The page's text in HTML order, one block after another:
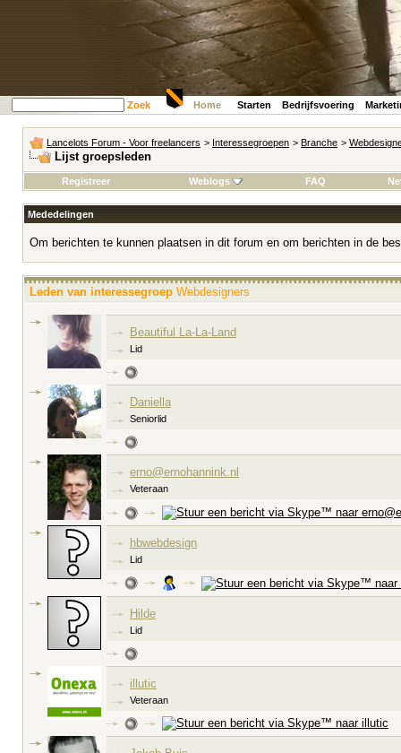
Zoek Home Starten Bedrijfsvoering
Lancelots Forum - Voor freelancers > Interessegroepen > Branche >
Lijst groepsleden
Registreer Weblogs FAQ
Mededelingen
Om berichten te kunnen plaatsen in dit forum en om berichten in de
Leden van interessegroep Webdesigners
Beautiful La-La-Land
Lid
Daniella
Seniorlid
erno@ernohannink.nl
Veteraan
hbwebdesign
Lid
Hilde
Lid
illutic
Veteraan